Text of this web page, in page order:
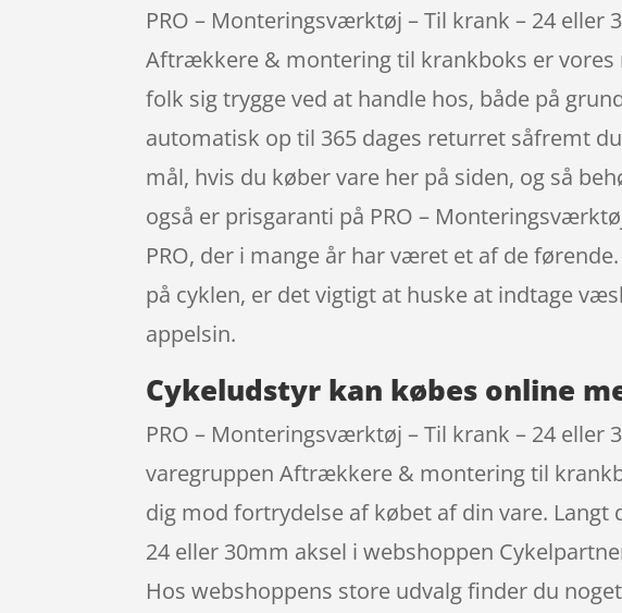
PRO – Monteringsværktøj – Til krank – 24
Aftrækkere & montering til krankboks er
folk sig trygge ved at handle hos, både på
automatisk op til 365 dages returret såfremt
mål, hvis du køber vare her på siden, og så
også er prisgaranti på PRO –
PRO, der i mange år har været et af de
på cyklen, er det vigtigt at huske at indtage
appelsin.
Cykeludstyr kan købes online
PRO – Monteringsværktøj – Til krank – 24
varegruppen Aftrækkere & montering til
dig mod fortrydelse af købet af din vare.
24 eller 30mm aksel i webshoppen
Hos webshoppens store udvalg finder du